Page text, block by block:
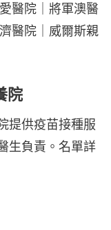
醫院｜將軍澳醫
醫院｜威爾斯親
院
提供疫苗接種服
生負責。名單詳